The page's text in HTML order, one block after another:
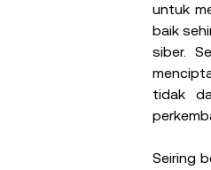
untuk
baik
siber.
tidak
Seiring